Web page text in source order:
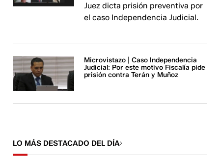
Juez dicta prisión preventiva por
el caso Independencia Judicial.
Microvistazo | Caso Independencia
Judicial: Por este motivo Fiscalía pide
prisión contra Terán y Muñoz
LO MÁS DESTACADO DEL DÍA